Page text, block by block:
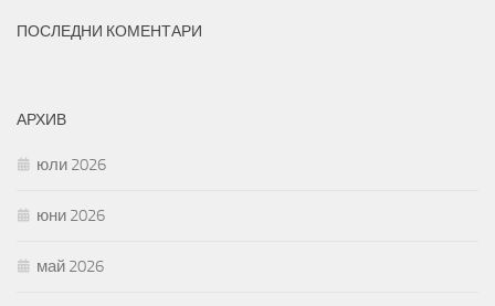
ПОСЛЕДНИ КОМЕНТАРИ
АРХИВ
юли 2026
юни 2026
май 2026